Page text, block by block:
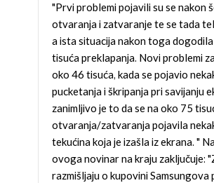
"Prvi problemi pojavili su se nakon
otvaranja i zatvaranje te se tada
a ista situacija nakon toga dogodila
tisuća preklapanja. Novi problemi
oko 46 tisuća, kada se pojavio
pucketanja i škripanja pri savijanju
zanimljivo je to da se na oko 75
otvaranja/zatvaranja pojavila
tekućina koja je izašla iz ekrana. "
ovoga novinar na kraju zaključuje:
razmišljaju o kupovini